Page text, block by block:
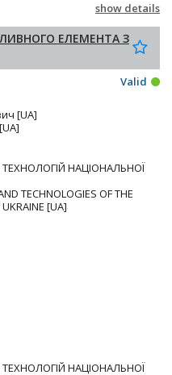
show details
ЕЛЕМЕНТА З
Valid
[UA]
НАЦІОНАЛЬНОЇ
TECHNOLOGIES OF THE
[UA]
НАЦІОНАЛЬНОЇ